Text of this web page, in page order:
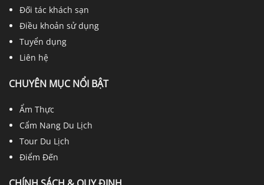
Đối tác khách sạn
Điều khoản sử dụng
Tuyển dụng
Liên hệ
CHUYÊN MỤC NỔI BẬT
Ẩm Thực
Cẩm Nang Du Lịch
Tour Du Lịch
Điểm Đến